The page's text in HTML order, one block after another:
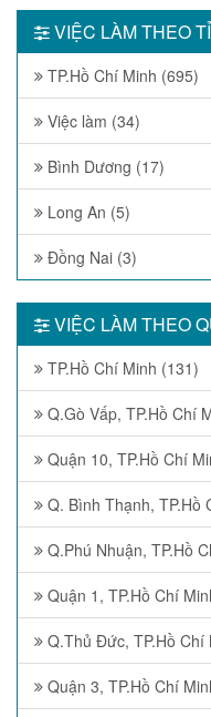
VIỆC LÀM THEO
TP.Hồ Chí Minh (695)
Việc làm (34)
Bình Dương (17)
Long An (5)
Đồng Nai (3)
VIỆC LÀM THEO
TP.Hồ Chí Minh (131)
Q.Gò Vấp, TP.Hồ Chí
Quận 10, TP.Hồ Chí
Q. Bình Thạnh, TP.Hồ
Q.Phú Nhuận, TP.Hồ
Quận 1, TP.Hồ Chí
Q.Thủ Đức, TP.Hồ Chí
Quận 3, TP.Hồ Chí